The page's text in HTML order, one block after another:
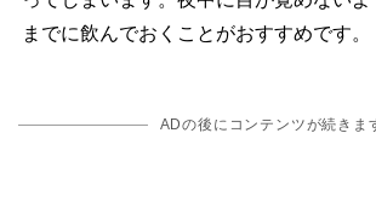
までに飲んでおくことがおすすめです。
ADの後にコンテンツが続きま